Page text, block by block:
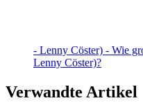
- Lenny Cöster) - Wie
Lenny Cöster)?
Verwandte Artikel